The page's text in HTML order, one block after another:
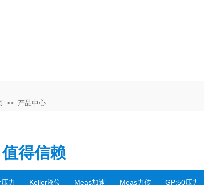
>> 产品中心
得信赖
力传感器&变送器
Keller液位变送器Meas加速度传感器Meas力传感器 GP:50压力